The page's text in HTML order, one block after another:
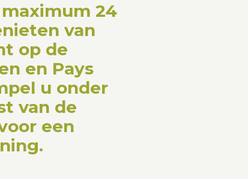
24
van
op de
en Pays
u onder
van de
een